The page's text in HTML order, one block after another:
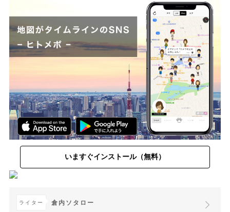
いますぐインストール（無料）
ライター 倉内ソタロー